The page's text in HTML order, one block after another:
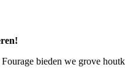
bieden we grove